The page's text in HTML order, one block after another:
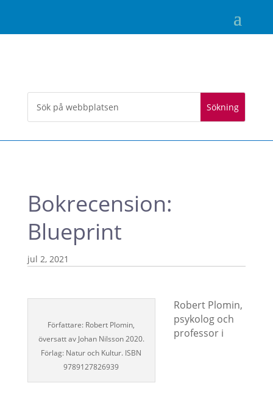
Bokrecension:
Blueprint
jul 2, 2021
Författare: Robert Plomin,
översatt av Johan Nilsson 2020.
Förlag: Natur och Kultur. ISBN
9789127826939
Robert Plomin,
psykolog och
professor i